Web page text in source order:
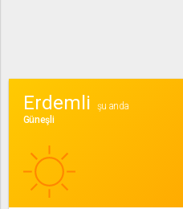
Erdemli
şu anda
Güneşli